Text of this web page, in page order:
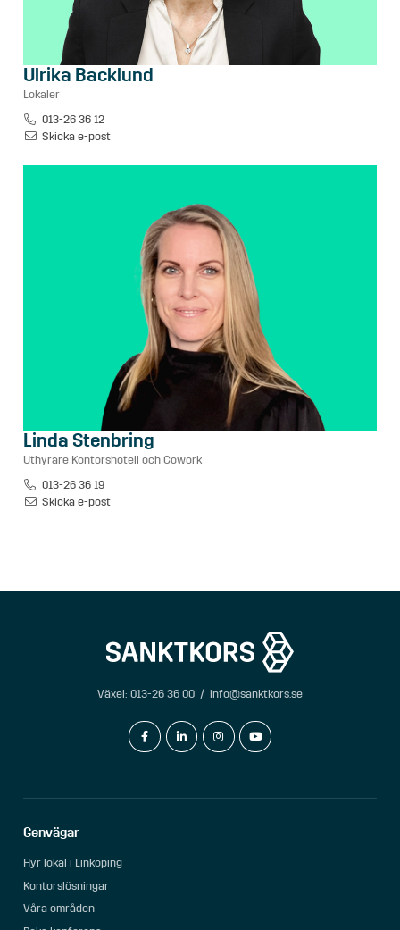
Ulrika Backlund
Lokaler
013-26 36 12
Skicka e-post
Linda Stenbring
Uthyrare Kontorshotell och Cowork
013-26 36 19
Skicka e-post
Växel: 013-26 36 00 / info@sanktkors.se
facebook-flinkedin-ininstagramyoutube
Genvägar
Hyr lokal i Linköping
Kontorslösningar
Våra områden